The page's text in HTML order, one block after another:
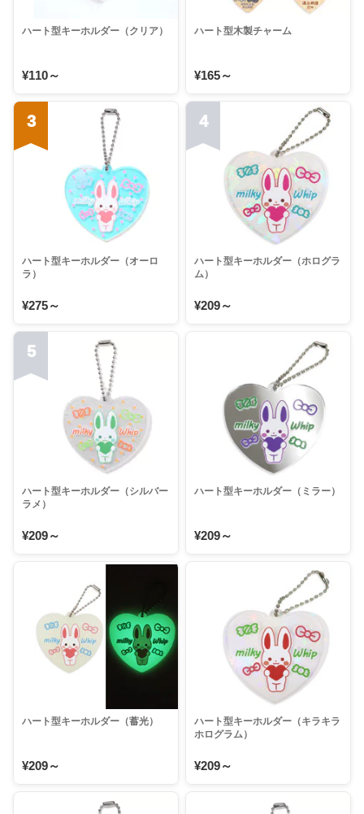
ハート型キーホルダー（クリア）
¥110～
ハート型木製チャーム
¥165～
3
ハート型キーホルダー（オーロ
ラ）
¥275～
4
ハート型キーホルダー（ホログラ
ム）
¥209～
5
ハート型キーホルダー（シルバー
ラメ）
¥209～
ハート型キーホルダー（ミラー）
¥209～
ハート型キーホルダー（蓄光）
¥209～
ハート型キーホルダー（キラキラ
ホログラム）
¥209～